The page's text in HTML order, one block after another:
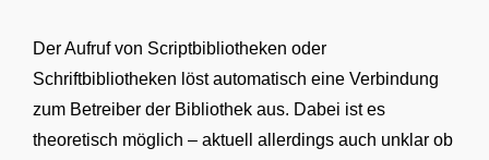
Der Aufruf von Scriptbibliotheken oder
Schriftbibliotheken löst automatisch eine Verbindung
zum Betreiber der Bibliothek aus. Dabei ist es
theoretisch möglich – aktuell allerdings auch unklar ob